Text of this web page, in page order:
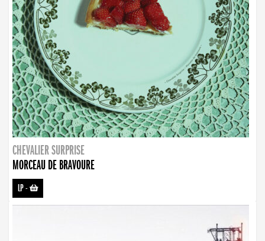
CHEVALIER SURPRISE
MORCEAU DE BRAVOURE
LP-